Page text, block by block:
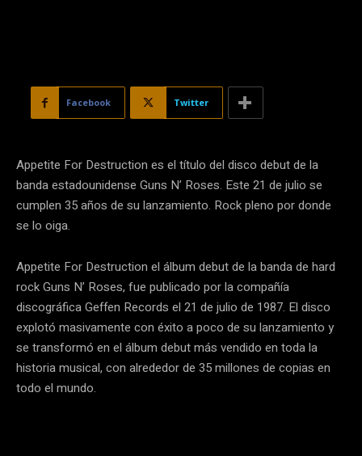
Facebook Twitter
Appetite For Destruction es el título del disco debut de la
banda estadounidense Guns N’ Roses. Este 21 de julio se
cumplen 35 años de su lanzamiento. Rock pleno por donde
se lo oiga.
Appetite For Destruction el álbum debut de la banda de hard
rock Guns N’ Roses, fue publicado por la compañía
discográfica Geffen Records el 21 de julio de 1987. El disco
explotó masivamente con éxito a poco de su lanzamiento y
se transformó en el álbum debut más vendido en toda la
historia musical, con alrededor de 35 millones de copias en
todo el mundo.